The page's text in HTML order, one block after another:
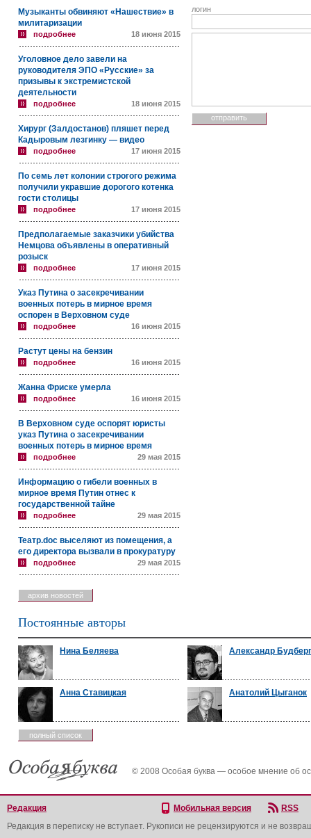
Музыканты обвиняют «Нашествие» в
милитаризации
подробнее 18 июня 2015
Уголовное дело завели на
руководителя ЭПО «Русские» за
призывы к экстремистской
деятельности
подробнее 18 июня 2015
Хирург (Залдостанов) пляшет перед
Кадыровым лезгинку — видео
подробнее 17 июня 2015
По семь лет колонии строгого режима
получили укравшие дорогого котенка
гости столицы
подробнее 17 июня 2015
Предполагаемые заказчики убийства
Немцова объявлены в оперативный
розыск
подробнее 17 июня 2015
Указ Путина о засекречивании
военных потерь в мирное время
оспорен в Верховном суде
подробнее 16 июня 2015
Растут цены на бензин
подробнее 16 июня 2015
Жанна Фриске умерла
подробнее 16 июня 2015
В Верховном суде оспорят юристы
указ Путина о засекречивании
военных потерь в мирное время
подробнее 29 мая 2015
Информацию о гибели военных в
мирное время Путин отнес к
государственной тайне
подробнее 29 мая 2015
Театр.doc выселяют из помещения, а
его директора вызвали в прокуратуру
подробнее 29 мая 2015
архив новостей
логин
Постоянные авторы
Нина Беляева Александр Будберг
Анна Ставицкая Анатолий Цыганок
полный список
© 2008 Особая буква — особое мнение об
Редакция Мобильная версия
RSS
Редакция в переписку не вступает. Рукописи не рецензируются и не